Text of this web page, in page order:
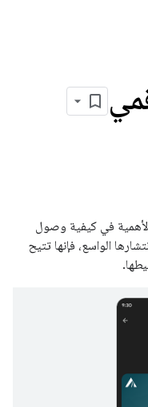
الأهمية في كيفية وصول
الواسع، فإنها تتيح